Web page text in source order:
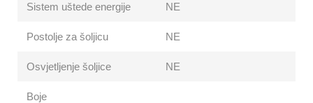
Sistem uštede energije NE
Postolje za šoljicu NE
Osvjetljenje šoljice NE
Boje